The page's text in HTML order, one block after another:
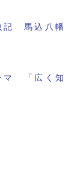
記 馬込八幡
マ 「広く知